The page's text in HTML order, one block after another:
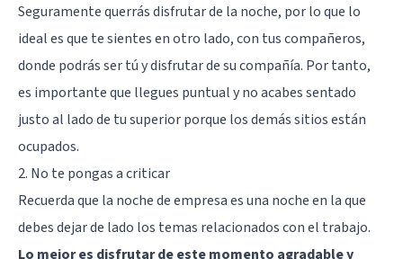
Seguramente querrás disfrutar de la noche, por lo que lo
ideal es que te sientes en otro lado, con tus compañeros,
donde podrás ser tú y disfrutar de su compañía. Por tanto,
es importante que llegues puntual y no acabes sentado
justo al lado de tu superior porque los demás sitios están
ocupados.
2. No te pongas a criticar
Recuerda que la noche de empresa es una noche en la que
debes dejar de lado los temas relacionados con el trabajo.
Lo mejor es disfrutar de este momento agradable y